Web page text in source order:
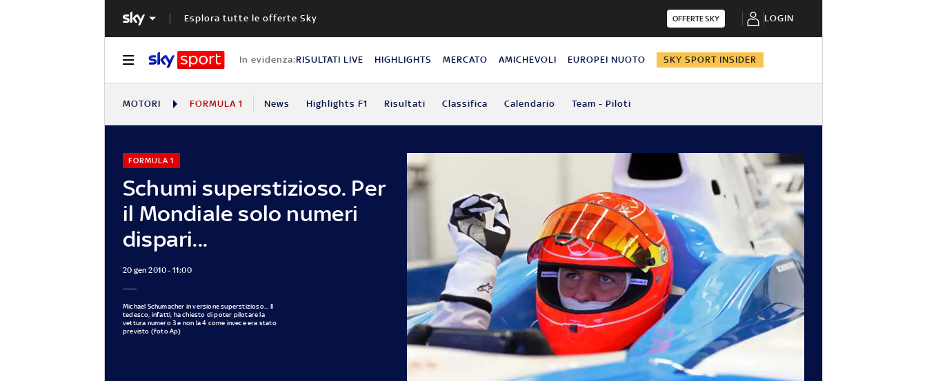
Esplora tutte le offerte Sky OFFERTE SKY LOGIN
In evidenza:RISULTATI LIVE HIGHLIGHTS MERCATO AMICHEVOLI EUROPEI NUOTO SKY SPORT INSIDER
MOTORI FORMULA 1 News Highlights F1 Risultati Classifica Calendario Team - Piloti
Schumi superstizioso. Per
il Mondiale solo numeri
dispari...
FORMULA 1
20 gen 2010 - 11:00
Michael Schumacher in versione superstizioso... Il
tedesco, infatti, ha chiesto di poter pilotare la
vettura numero 3 e non la 4 come invece era stato
previsto (foto Ap)